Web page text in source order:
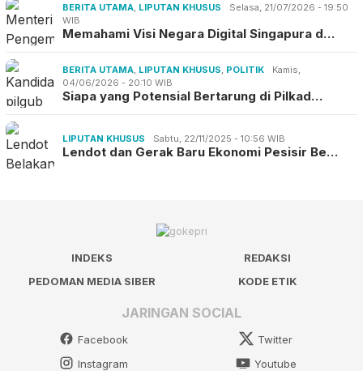
BERITA UTAMA LIPUTAN KHUSUS
Selasa, 21/07/2026 - 19:50
WIB
Memahami Visi Negara Digital Singapura d…
BERITA UTAMA LIPUTAN KHUSUS POLITIK
Kamis,
04/06/2026 - 20:10 WIB
Siapa yang Potensial Bertarung di Pilkad…
LIPUTAN KHUSUS Sabtu, 22/11/2025 - 10:56 WIB
Lendot dan Gerak Baru Ekonomi Pesisir Be…
INDEKS
REDAKSI
PEDOMAN MEDIA SIBER
KODE ETIK
JARINGAN SOCIAL
Facebook
Twitter
Instagram
Youtube